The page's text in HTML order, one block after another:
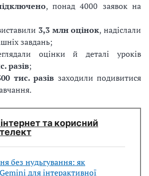
, понад 4000 заявок на
3,3 млн оцінок, надіслали
завдань;
оцінки й деталі уроків
разів;
тис. разів заходили подивитися
та корисний
без нудьгування: як
для інтерактивної